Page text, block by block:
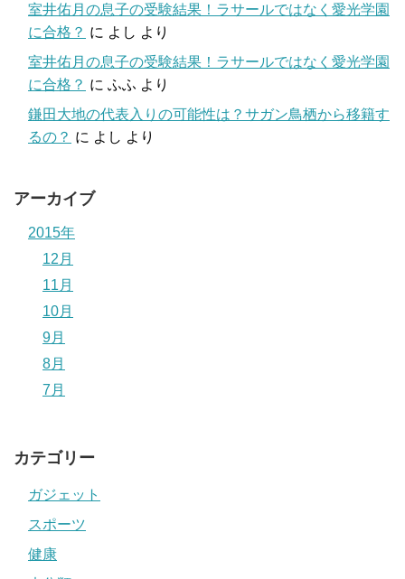
室井佑月の息子の受験結果！ラサールではなく愛光学園
に合格？ に よし より
室井佑月の息子の受験結果！ラサールではなく愛光学園
に合格？ に ふふ より
鎌田大地の代表入りの可能性は？サガン鳥栖から移籍す
るの？ に よし より
アーカイブ
2015年
12月
11月
10月
9月
8月
7月
カテゴリー
ガジェット
スポーツ
健康